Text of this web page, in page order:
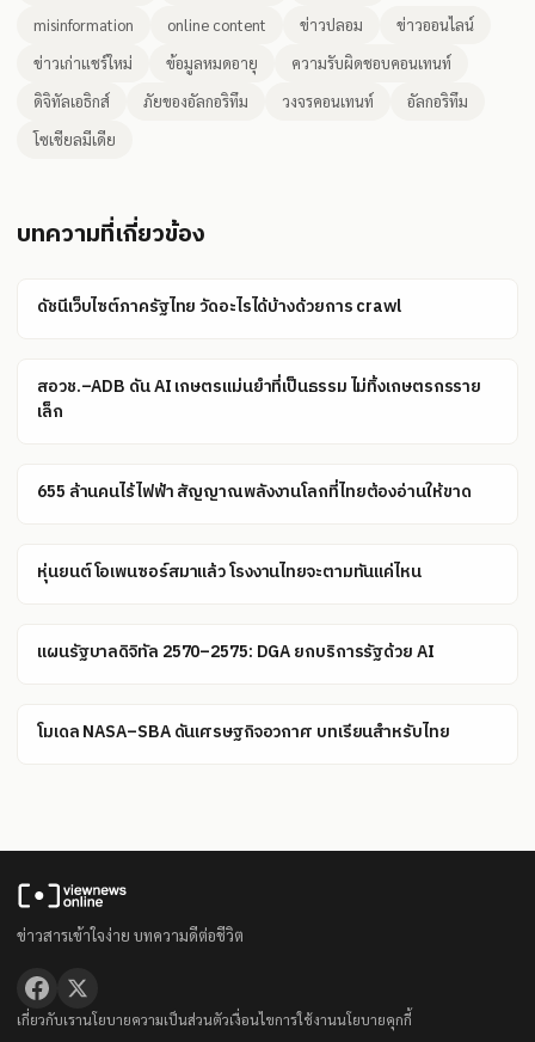
misinformation
online content ข่าวปลอม
ข่าวออนไลน์
ข่าวเก่าแชร์ใหม่
ข้อมูลหมดอายุ
ความรับผิดชอบคอนเทนท์
ดิจิทัลเอธิกส์
ภัยของอัลกอริทึม วงจรคอนเทนท์
อัลกอริทึม
โซเชียลมีเดีย
บทความที่เกี่ยวข้อง
ดัชนีเว็บไซต์ภาครัฐไทย วัดอะไรได้บ้างด้วยการ crawl
สอวช.–ADB ดัน AI เกษตรแม่นยำที่เป็นธรรม ไม่ทิ้งเกษตรกรราย
เล็ก
655 ล้านคนไร้ไฟฟ้า สัญญาณพลังงานโลกที่ไทยต้องอ่านให้ขาด
หุ่นยนต์โอเพนซอร์สมาแล้ว โรงงานไทยจะตามทันแค่ไหน
แผนรัฐบาลดิจิทัล 2570–2575: DGA ยกบริการรัฐด้วย AI
โมเดล NASA–SBA ดันเศรษฐกิจอวกาศ บทเรียนสำหรับไทย
ข่าวสารเข้าใจง่าย บทความดีต่อชีวิต
เกี่ยวกับเรานโยบายความเป็นส่วนตัวเงื่อนไขการใช้งานนโยบายคุกกี้